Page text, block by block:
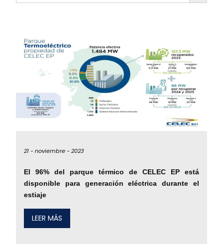
21 -noviembre -2023
El 96% del parque térmico de CELEC EP está
disponible para generación eléctrica durante el
estiaje
LEER MÁS